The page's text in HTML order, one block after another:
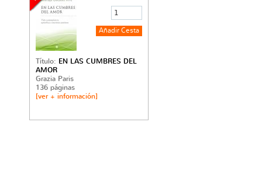
Título: EN LAS CUMBRES DEL
AMOR
Grazia Paris
136 páginas
[ver + información]